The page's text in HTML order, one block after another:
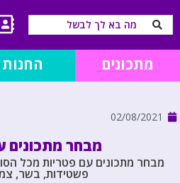
מתכונים החנות
02/08/2021
מבחר מתכונים
מבחר מתכונים עם פטריות מכל
פשטידות, בשר,